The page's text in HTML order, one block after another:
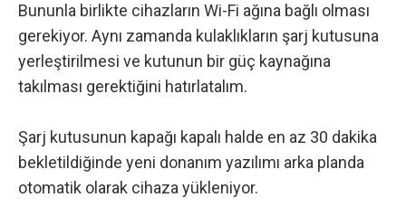
Bununla birlikte cihazların Wi-Fi ağına bağlı olması
gerekiyor. Aynı zamanda kulaklıkların şarj kutusuna
yerleştirilmesi ve kutunun bir güç kaynağına
takılması gerektiğini hatırlatalım.
Şarj kutusunun kapağı kapalı halde en az 30 dakika
bekletildiğinde yeni donanım yazılımı arka planda
otomatik olarak cihaza yükleniyor.